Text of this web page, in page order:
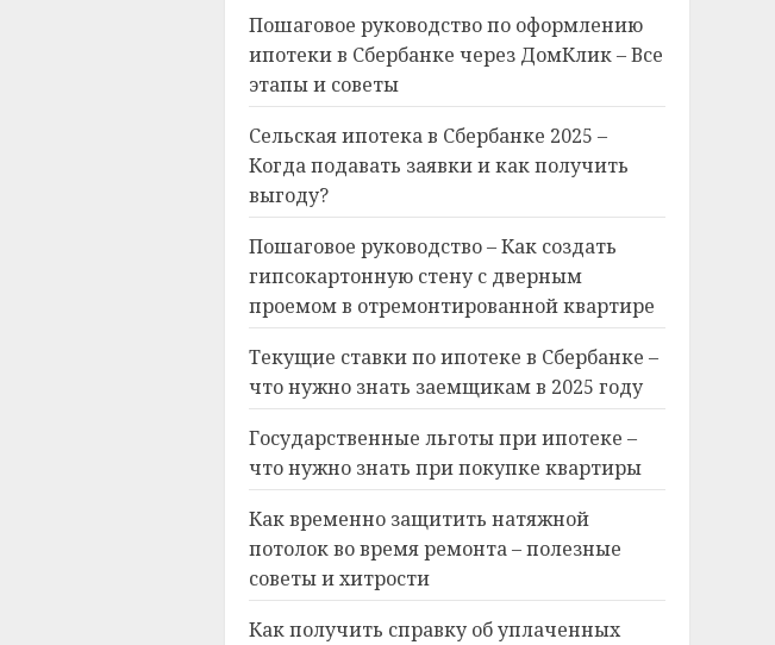
Пошаговое руководство по оформлению
ипотеки в Сбербанке через ДомКлик – Все
этапы и советы
Сельская ипотека в Сбербанке 2025 –
Когда подавать заявки и как получить
выгоду?
Пошаговое руководство – Как создать
гипсокартонную стену с дверным
проемом в отремонтированной квартире
Текущие ставки по ипотеке в Сбербанке –
что нужно знать заемщикам в 2025 году
Государственные льготы при ипотеке –
что нужно знать при покупке квартиры
Как временно защитить натяжной
потолок во время ремонта – полезные
советы и хитрости
Как получить справку об уплаченных